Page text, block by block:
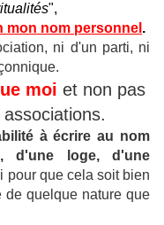
",
mon nom personnel .
ni d'un parti, ni
moi et non pas
à écrire au nom
d'une loge, d'une
pour que cela soit bien
quelque nature que